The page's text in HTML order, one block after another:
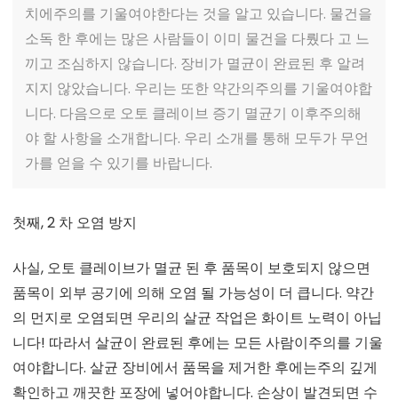
치에주의를 기울여야한다는 것을 알고 있습니다. 물건을
소독 한 후에는 많은 사람들이 이미 물건을 다뤘다 고 느
끼고 조심하지 않습니다. 장비가 멸균이 완료된 후 알려
지지 않았습니다. 우리는 또한 약간의주의를 기울여야합
니다. 다음으로 오토 클레이브 증기 멸균기 이후주의해
야 할 사항을 소개합니다. 우리 소개를 통해 모두가 무언
가를 얻을 수 있기를 바랍니다.
첫째, 2 차 오염 방지
사실, 오토 클레이브가 멸균 된 후 품목이 보호되지 않으면
품목이 외부 공기에 의해 오염 될 가능성이 더 큽니다. 약간
의 먼지로 오염되면 우리의 살균 작업은 화이트 노력이 아닙
니다! 따라서 살균이 완료된 후에는 모든 사람이주의를 기울
여야합니다. 살균 장비에서 품목을 제거한 후에는주의 깊게
확인하고 깨끗한 포장에 넣어야합니다. 손상이 발견되면 수